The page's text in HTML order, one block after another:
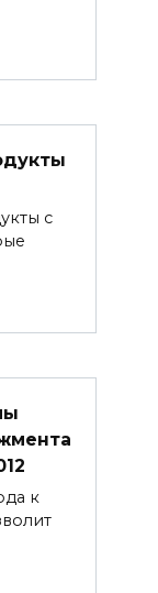
с
к